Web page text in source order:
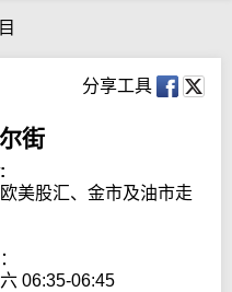
分享工具
街
美股汇、金市及油市走
06:35-06:45